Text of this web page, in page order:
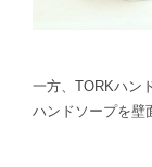
一方、TORKハン
ハンドソープを壁